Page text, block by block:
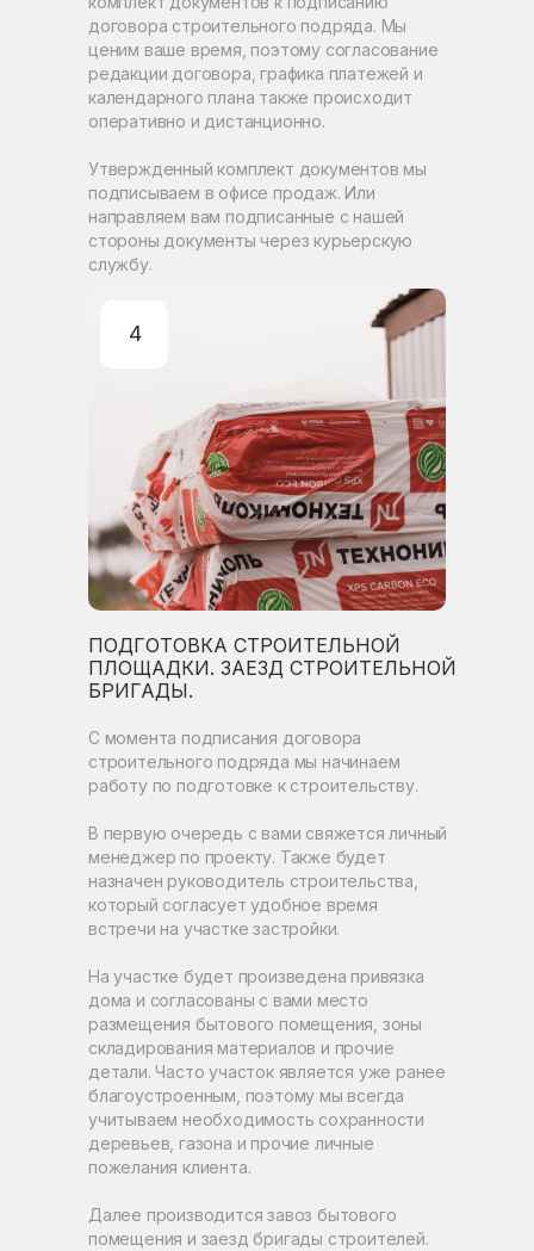
ПОДГОТОВКА СТРОИТЕЛЬНОЙ
ПЛОЩАДКИ. ЗАЕЗД СТРОИТЕЛЬНОЙ
БРИГАДЫ.
договора строительного подряда. Мы
ценим ваше время, поэтому согласование
редакции договора, графика платежей и
календарного плана также происходит
оперативно и дистанционно.
Утвержденный комплект документов мы
подписываем в офисе продаж. Или
направляем вам подписанные с нашей
стороны документы через курьерскую
службу.
С момента подписания договора
строительного подряда мы начинаем
работу по подготовке к строительству.
В первую очередь с вами свяжется личный
менеджер по проекту. Также будет
назначен руководитель строительства,
который согласует удобное время
встречи на участке застройки.
На участке будет произведена привязка
дома и согласованы с вами место
размещения бытового помещения, зоны
складирования материалов и прочие
детали. Часто участок является уже ранее
благоустроенным, поэтому мы всегда
учитываем необходимость сохранности
деревьев, газона и прочие личные
пожелания клиента.
Далее производится завоз бытового
помещения и заезд бригады строителей.
4